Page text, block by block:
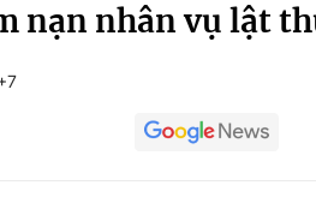
nạn nhân vụ lật